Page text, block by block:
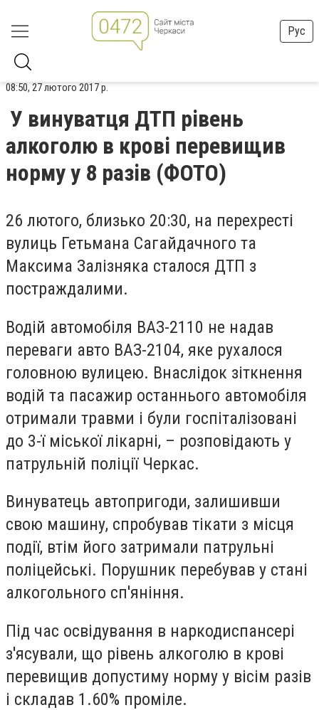
Рус
08:50, 27 лютого 2017 р.
У винуватця ДТП рівень
алкоголю в крові перевищив
норму у 8 разів (ФОТО)
26 лютого, близько 20:30, на перехресті
вулиць Гетьмана Сагайдачного та
Максима Залізняка сталося ДТП з
постраждалими.
Водій автомобіля ВАЗ-2110 не надав
переваги авто ВАЗ-2104, яке рухалося
головною вулицею. Внаслідок зіткнення
водій та пасажир останнього автомобіля
отримали травми і були госпіталізовані
до 3-ї міської лікарні, – розповідають у
патрульній поліції Черкас.
Винуватець автопригоди, залишивши
свою машину, спробував тікати з місця
події, втім його затримали патрульні
поліцейські. Порушник перебував у стані
алкогольного сп'яніння.
Під час освідування в наркодиспансері
з'ясували, що рівень алкоголю в крові
перевищив допустиму норму у вісім разів
і складав 1.60% проміле.